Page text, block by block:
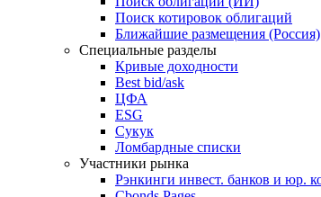
Облигации
Поиски
Поиск облигаций & Карты рынка
Поиск облигаций (ИИ)
Поиск котировок облигаций
Ближайшие размещения (Россия)
Специальные разделы
Кривые доходности
Best bid/ask
ЦФА
ESG
Сукук